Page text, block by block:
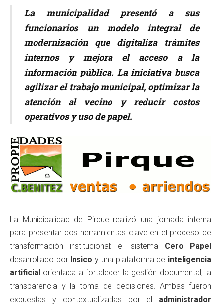
La municipalidad presentó a sus
funcionarios un modelo integral de
modernización que digitaliza trámites
internos y mejora el acceso a la
información pública. La iniciativa busca
agilizar el trabajo municipal, optimizar la
atención al vecino y reducir costos
operativos y uso de papel.
La Municipalidad de Pirque realizó una jornada interna
para presentar dos herramientas clave en el proceso de
transformación institucional: el sistema Cero Papel
desarrollado por Insico y una plataforma de inteligencia
artificial orientada a fortalecer la gestión documental, la
transparencia y la toma de decisiones. Ambas fueron
expuestas y contextualizadas por el administrador